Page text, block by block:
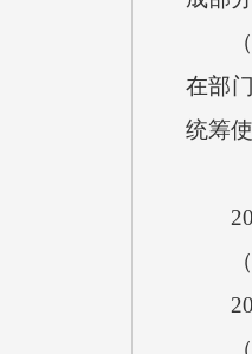
在部
统筹